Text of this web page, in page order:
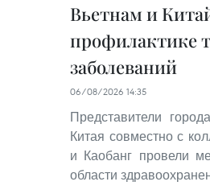
Вьетнам и
профилактике
заболеваний
06/08/2026 14:35
Представители
Китая совместно с
и Каобанг провели
области